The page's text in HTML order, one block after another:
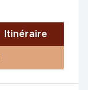
Itinéraire